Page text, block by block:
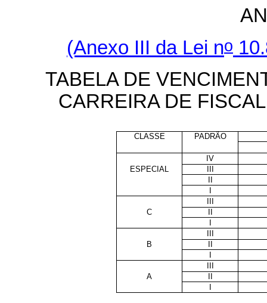
(Anexo III da Lei no
TABELA DE
CARREIRA DE
CLASSE PADRÃO
IV
ESPECIAL
C
B
A